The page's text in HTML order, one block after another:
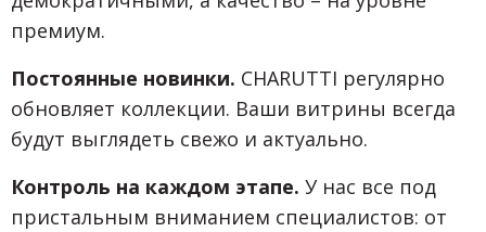
премиум.
Постоянные новинки. CHARUTTI регулярно
обновляет коллекции. Ваши витрины всегда
будут выглядеть свежо и актуально.
Контроль на каждом этапе. У нас все под
пристальным вниманием специалистов: от